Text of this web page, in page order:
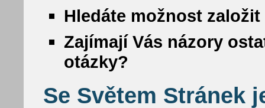
Hledáte možnost
Zajímají Vás názory
otázky?
Se Světem Stránek